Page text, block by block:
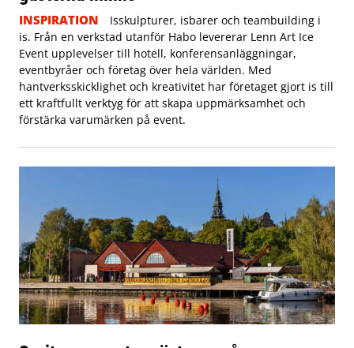
INSPIRATION
Isskulpturer, isbarer och teambuilding i
is. Från en verkstad utanför Habo levererar Lenn Art Ice
Event upplevelser till hotell, konferensanläggningar,
eventbyråer och företag över hela världen. Med
hantverksskicklighet och kreativitet har företaget gjort is till
ett kraftfullt verktyg för att skapa uppmärksamhet och
förstärka varumärken på event.